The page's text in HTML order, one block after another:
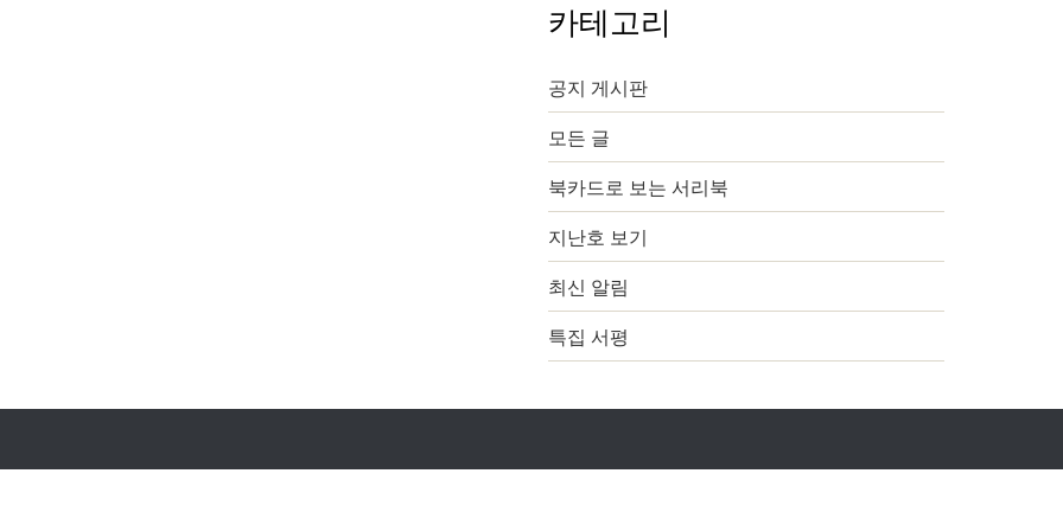
카테고리
공지 게시판
모든 글
북카드로 보는 서리북
지난호 보기
최신 알림
특집 서평